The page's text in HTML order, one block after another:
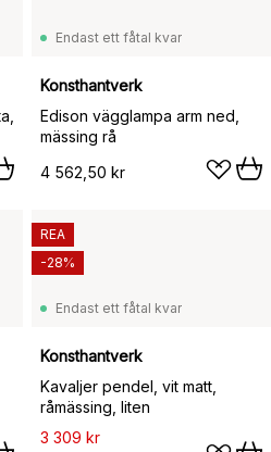
Endast ett fåtal kvar
Konsthantverk
Edison vägglampa arm ned,
mässing rå
4 562,50 kr
Endast ett fåtal kvar
Konsthantverk
Kavaljer pendel, vit matt,
råmässing, liten
3 309 kr
REA
-28%